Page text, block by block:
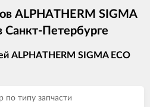
ALPHATHERM SIGMA
Санкт-Петербурге
ALPHATHERM SIGMA ECO
по типу запчасти